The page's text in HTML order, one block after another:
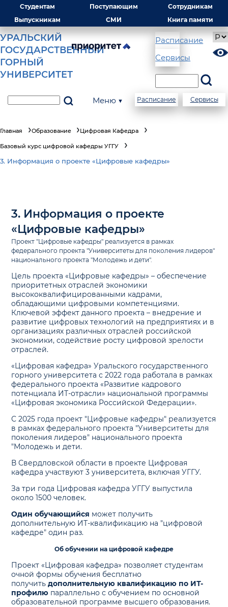
Студентам Поступающим
Сотрудникам
Выпускникам
СМИ Книга памяти
УРАЛЬСКИЙ
ГОСУДАРСТВЕННЫЙ
ГОРНЫЙ
УНИВЕРСИТЕТ
Расписание
Сервисы
Меню ▼ Расписание Сервисы
Главная Образование Цифровая Кафедра
Базовый курс цифровой кафедры УГГУ
3. Информация о проекте «Цифровые кафедры»
3. Информация о проекте
«Цифровые кафедры»
Проект "Цифровые кафедры" реализуется в рамках
федерального проекта "Университеты для поколения лидеров"
национального проекта "Молодежь и дети".
Цель проекта «Цифровые кафедры» – обеспечение
приоритетных отраслей экономики
высококвалифицированными кадрами,
обладающими цифровыми компетенциями.
Ключевой эффект данного проекта – внедрение и
развитие цифровых технологий на предприятиях и в
организациях различных отраслей российской
экономики, содействие росту цифровой зрелости
отраслей.
«Цифровая кафедра» Уральского государственного
горного университета с 2022 года работала в рамках
федерального проекта «Развитие кадрового
потенциала ИТ-отрасли» национальной программы
«Цифровая экономика Российской Федерации».
С 2025 года проект "Цифровые кафедры" реализуется
в рамках федерального проекта "Университеты для
поколения лидеров" национального проекта
"Молодежь и дети.
В Свердловской области в проекте Цифровая
кафедра участвуют 3 университета, включая УГГУ.
За три года Цифровая кафедра УГГУ выпустила
около 1500 человек.
Один обучающийся может получить
дополнительную ИТ-квалификацию на "цифровой
кафедре" один раз.
Об обучении на цифровой кафедре
Проект «Цифровая кафедра» позволяет студентам
очной формы обучения бесплатно
получитьдополнительную квалификацию по ИТ-
профилю параллельно с обучением по основной
образовательной программе высшего образования.